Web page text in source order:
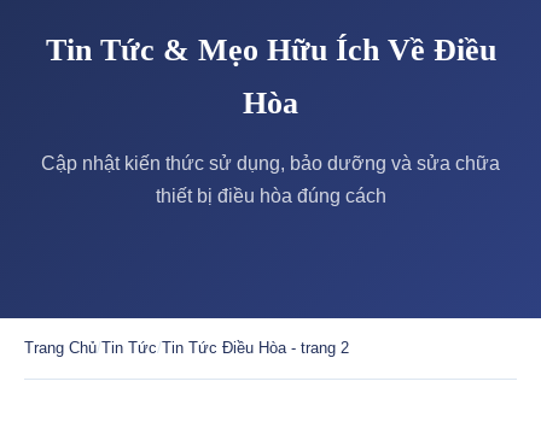
Tin Tức & Mẹo Hữu Ích Về Điều
Hòa
Cập nhật kiến thức sử dụng, bảo dưỡng và sửa chữa
thiết bị điều hòa đúng cách
Trang Chủ/Tin Tức/Tin Tức Điều Hòa - trang 2